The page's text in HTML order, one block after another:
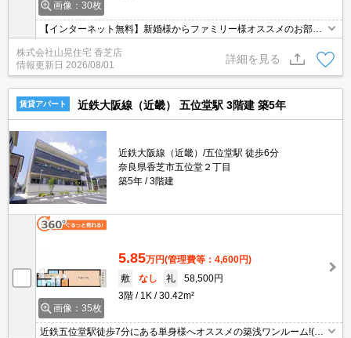
画像：30枚
【インターネット無料】新婚様からファミリー様オススメのお部屋
☆追焚き・エアコン完備☆素敵な設備が満載なんです☆買い物もす
ごっく便利で歩いてスーパーもいけちゃう生活便利な立地☆♪新婚様
大注目してして♪
株式会社山晃住宅 香芝店
情報更新日 2026/08/01
詳細を見る
賃貸アパート 近鉄大阪線（近畿） 五位堂駅 3階建 築5年
近鉄大阪線（近畿）/五位堂駅 徒歩6分
奈良県香芝市五位堂２丁目
築5年
3階建
画像：35枚
5.85万円(管理費等：4,600円)
敷
なし 礼
58,500円
3階
1K 30.42m²
近鉄五位堂駅徒歩7分にある単身様へオススメの築浅ワンルーム!(^